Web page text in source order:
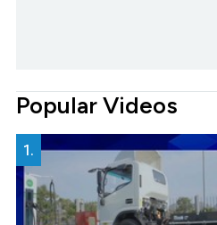
Popular Videos
1.